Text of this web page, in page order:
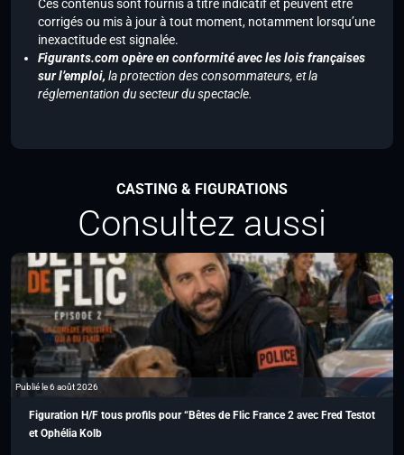
Ces contenus sont fournis à titre indicatif et peuvent être
corrigés ou mis à jour à tout moment, notamment lorsqu’une
inexactitude est signalée.
Figurants.com opère en conformité avec les lois françaises
sur l’emploi, la protection des consommateurs, et la
réglementation du secteur du spectacle.
CASTING & FIGURATIONS
Consultez aussi
Publié le 6 août 2026
Figuration H/F tous profils pour “Bêtes de Flic France 2 avec Fred Testot
et Ophélia Kolb